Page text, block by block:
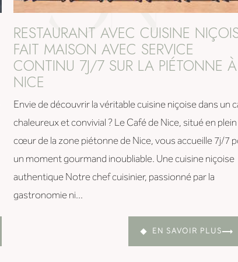
RESTAURANT AVEC CUISINE
FAIT MAISON AVEC SERVICE
CONTINU 7J/7 SUR LA PIÉTONNE À
NICE
Envie de découvrir la véritable cuisine niçoise dans un
chaleureux et convivial ? Le Café de Nice, situé en plein
cœur de la zone piétonne de Nice, vous accueille 7j/7
un moment gourmand inoubliable. Une cuisine niçoise
authentique Notre chef cuisinier, passionné par la
gastronomie ni...
EN SAVOIR PLUS